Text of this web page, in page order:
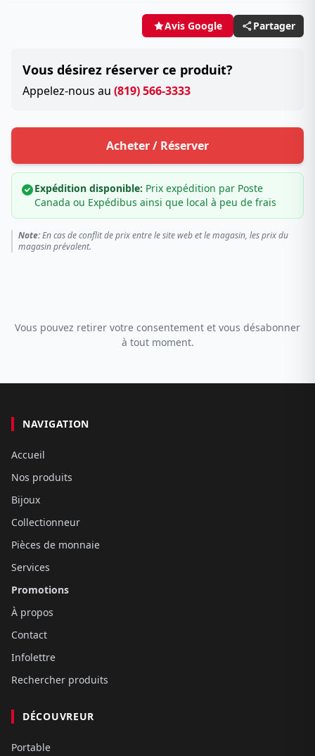
Avis Google Partager
Vous désirez réserver ce produit?
Appelez-nous au (819) 566-3333
Acheter / Réserver
Expédition disponible: Prix expédition par Poste
Canada ou Expédibus ainsi que local à peu de frais
Note:En cas de conflit de prix entre le site web et le magasin, les prix du
magasin prévalent.
Vous pouvez retirer votre consentement et vous désabonner
à tout moment.
NAVIGATION
Accueil
Nos produits
Bijoux
Collectionneur
Pièces de monnaie
Services
Promotions
À propos
Contact
Infolettre
Rechercher produits
DÉCOUVREUR
Portable